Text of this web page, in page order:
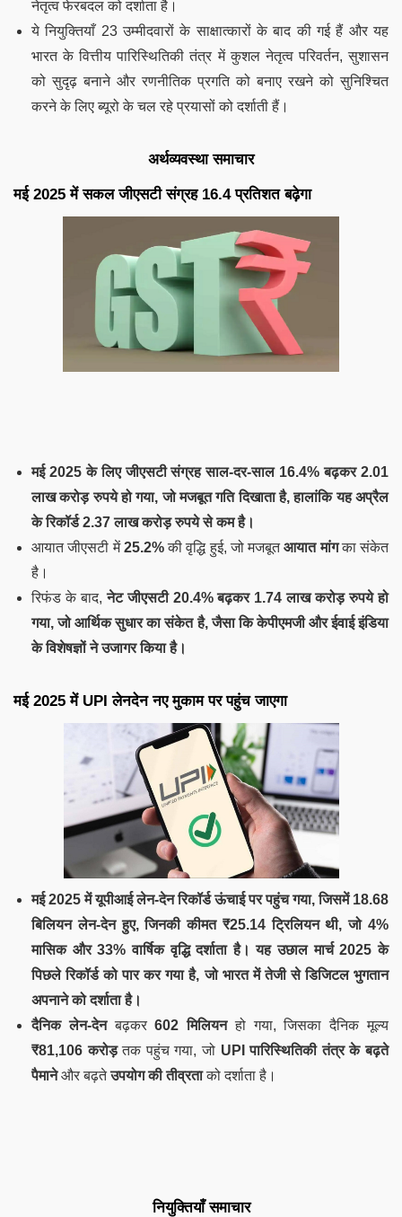
नेतृत्व फेरबदल को दर्शाता है।
ये नियुक्तियाँ 23 उम्मीदवारों के साक्षात्कारों के बाद की गई हैं और यह
भारत के वित्तीय पारिस्थितिकी तंत्र में कुशल नेतृत्व परिवर्तन, सुशासन
को सुदृढ़ बनाने और रणनीतिक प्रगति को बनाए रखने को सुनिश्चित
करने के लिए ब्यूरो के चल रहे प्रयासों को दर्शाती हैं।
अर्थव्यवस्था समाचार
मई 2025 में सकल जीएसटी संग्रह 16.4 प्रतिशत बढ़ेगा
मई 2025 के लिए जीएसटी संग्रहसाल-दर-साल 16.4% बढ़कर2.01
लाख करोड़ रुपये हो गया, जोमजबूत गतिदिखाता है, हालांकि यहअप्रैल
के रिकॉर्ड2.37 लाख करोड़ रुपये से कम है।
आयात जीएसटी में25.2%की वृद्धि हुई, जो मजबूतआयात मांगका संकेत
है।
रिफंड के बाद,नेट जीएसटी 20.4% बढ़कर 1.74 लाख करोड़ रुपये हो
गया, जोआर्थिक सुधारका संकेत है, जैसा किकेपीएमजीऔरईवाई इंडिया
के विशेषज्ञों ने उजागर किया है।
मई 2025 में UPI लेनदेन नए मुकाम पर पहुंच जाएगा
मई 2025 में यूपीआई लेन-देनरिकॉर्ड ऊंचाई पर पहुंच गया, जिसमें 18.68
बिलियन लेन-देन हुए, जिनकी कीमत ₹25.14 ट्रिलियनथी, जो4%
मासिक और33% वार्षिक वृद्धिदर्शाता है। यह उछालमार्च 2025 के
पिछले रिकॉर्ड को पार कर गया है, जो भारत में तेजी सेडिजिटल भुगतान
अपनानेको दर्शाता है।
दैनिक लेन-देनबढ़कर602 मिलियनहो गया, जिसका दैनिक मूल्य
₹81,106 करोड़तक पहुंच गया, जो UPI पारिस्थितिकी तंत्र के बढ़ते
पैमानेऔर बढ़तेउपयोग की तीव्रताको दर्शाता है।
नियुक्तियाँ समाचार